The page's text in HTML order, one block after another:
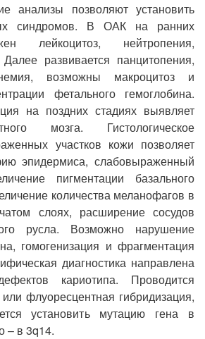
анализы позволяют установить
синдромов. В ОАК на ранних
лейкоцитоз, нейтропения,
развивается панцитопения,
возможны макроцитоз и
фетального гемоглобина.
на поздних стадиях выявляет
мозга. Гистологическое
участков кожи позволяет
эпидермиса, слабовыраженный
пигментации базального
количества меланофагов в
слоях, расширение сосудов
русла. Возможно нарушение
гомогенизация и фрагментация
диагностика направлена
кариотипа. Проводится
флуоресцентная гибридизация,
установить мутацию гена в
– в 3q14.